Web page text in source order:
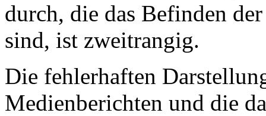
durch, die das Befinden
sind, ist zweitrangig.
Die fehlerhaften
Medienberichten und die